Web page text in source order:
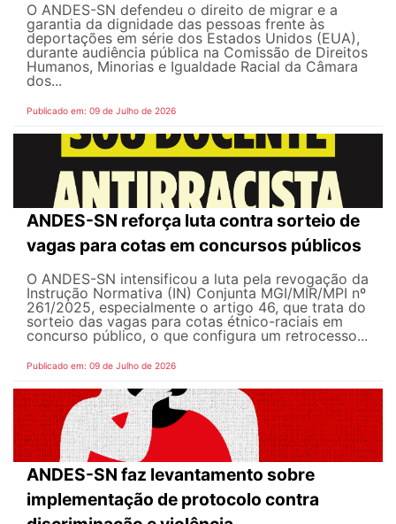
O ANDES-SN defendeu o direito de migrar e a
garantia da dignidade das pessoas frente às
deportações em série dos Estados Unidos (EUA),
durante audiência pública na Comissão de Direitos
Humanos, Minorias e Igualdade Racial da Câmara
dos...
Publicado em: 09 de Julho de 2026
ANDES-SN reforça luta contra sorteio de
vagas para cotas em concursos públicos
O ANDES-SN intensificou a luta pela revogação da
Instrução Normativa (IN) Conjunta MGI/MIR/MPI nº
261/2025, especialmente o artigo 46, que trata do
sorteio das vagas para cotas étnico-raciais em
concurso público, o que configura um retrocesso...
Publicado em: 09 de Julho de 2026
ANDES-SN faz levantamento sobre
implementação de protocolo contra